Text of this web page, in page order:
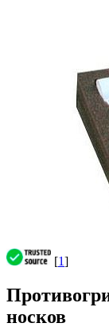
[1]
носков